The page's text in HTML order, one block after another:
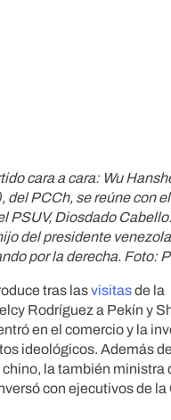
cara a cara: Wu
del PCCh, se reúne con el
PSUV, Diosdado
del presidente
por la derecha. Foto:
tras lasvisitasde la
Rodríguez a Pekín y
en el comercio y la
ideológicos. Además
la también ministra
con ejecutivos de la